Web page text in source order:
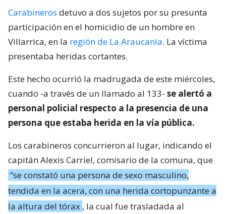
Carabineros detuvo a dos sujetos por su presunta
participación en el homicidio de un hombre en
Villarrica, en la región de La Araucanía. La víctima
presentaba heridas cortantes.
Este hecho ocurrió la madrugada de este miércoles,
cuando -a través de un llamado al 133- se alertó a
personal policial respecto a la presencia de una
persona que estaba herida en la vía pública.
Los carabineros concurrieron al lugar, indicando el
capitán Alexis Carriel, comisario de la comuna, que
“se constató una persona de sexo masculino,
tendida en la acera, con una herida cortopunzante a
la altura del tórax , la cual fue trasladada al